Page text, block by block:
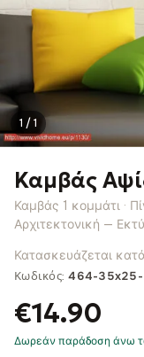
1 / 1
Καμβάς
Καμβάς 1 κομμάτι ·
Αρχιτεκτονική —
Κατασκευάζεται
Κωδικός:464-35x25-
€14.90
Δωρεάν παράδοση άνω